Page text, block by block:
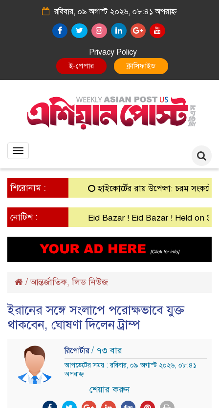
রবিবার, ০৯ অগাস্ট ২০২৬, ০৮:৪১ অপরাহ্ন
Privacy Policy
E-Paper Classified
Toggle
শিরোনাম : হাইকোর্টের রায় উপেক্ষা: চরম সংকটে
নোটিশ : Eid Bazar ! Eid Bazar ! Held on 30th
/আন্তর্জাতিক,লিড নিউজ
ইরানের সঙ্গে সংলাপে পরোক্ষভাবে যুক্ত
থাকবেন, ঘোষণা দিলেন ট্রাম্প
রিপোর্টার/ ৭৩ বার
আপডেটের সময় : রবিবার, ০৯ অগাস্ট ২০২৬, ০৮:৪১
অপরাহ্ন
শেয়ার করুন